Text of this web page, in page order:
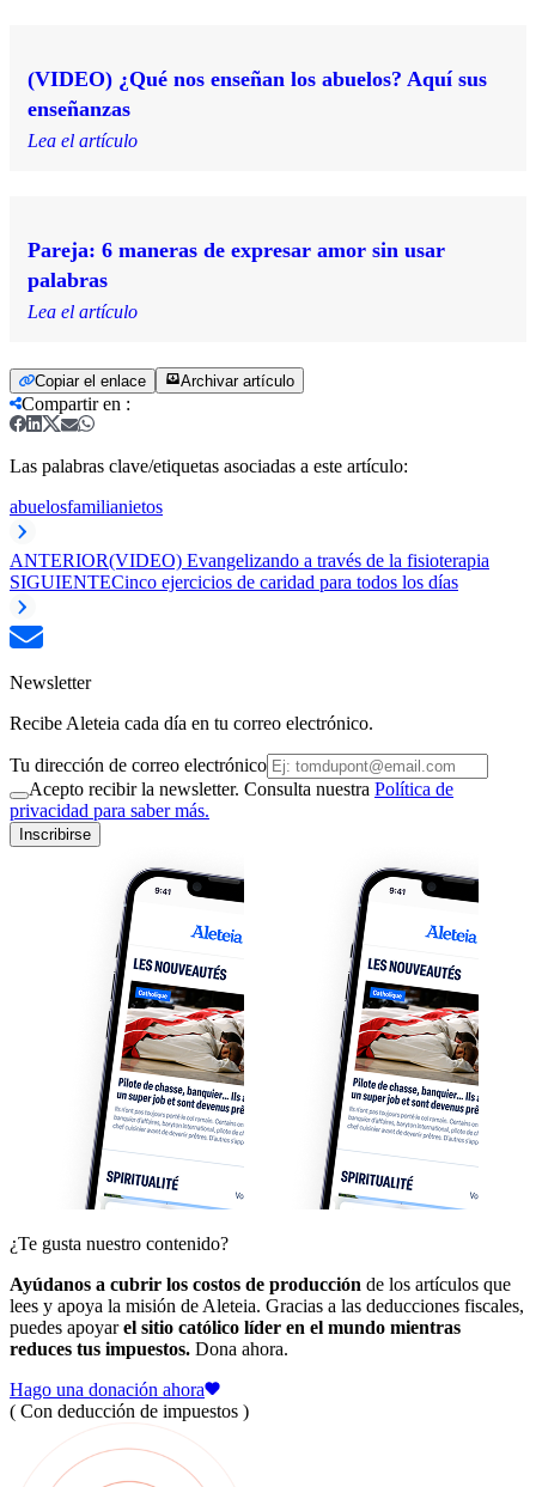
(VIDEO) ¿Qué nos enseñan los abuelos? Aquí sus
enseñanzas
Lea el artículo
Pareja: 6 maneras de expresar amor sin usar
palabras
Lea el artículo
Copiar el enlace Archivar artículo
Compartir en :
Las palabras clave/etiquetas asociadas a este artículo:
abuelosfamilianietos
ANTERIOR(VIDEO) Evangelizando a través de la fisioterapia
SIGUIENTECinco ejercicios de caridad para todos los días
Newsletter
Recibe Aleteia cada día en tu correo electrónico.
Tu dirección de correo electrónico
Acepto recibir la newsletter. Consulta nuestra Política de
privacidad para saber más.
Inscribirse
¿Te gusta nuestro contenido?
Ayúdanos a cubrir los costos de producción de los artículos que
lees y apoya la misión de Aleteia. Gracias a las deducciones fiscales,
puedes apoyarel sitio católico líder en el mundo mientras
reduces tus impuestos. Dona ahora.
Hago una donación ahora
( Con deducción de impuestos )